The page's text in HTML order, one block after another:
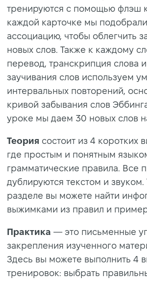
тренируются с помощью флэш
каждой карточке мы
ассоциацию, чтобы облегчить
новых слов. Также к каждому
перевод, транскрипция слова
заучивания слов используем
интервальных повторений,
кривой забывания слов
уроке мы даем 30 новых слов
Теория состоит из 4 коротких
где простым и понятным
грамматические правила. Все
дублируются текстом и звуком.
разделе вы можете найти
выжимками из правил и
Практика — это письменные
закрепления изученного
Здесь вы можете выполнить 4
тренировок: выбрать